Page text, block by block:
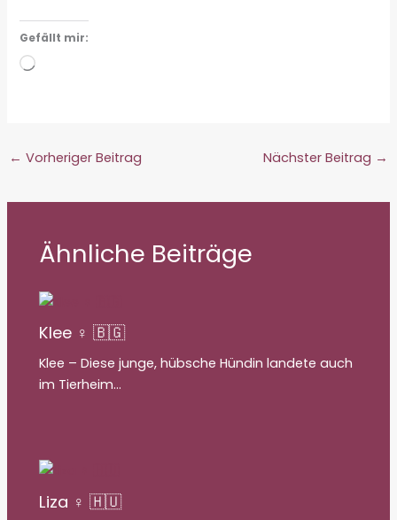
Gefällt mir:
Wird
← Vorheriger Beitrag Nächster Beitrag →
Ähnliche Beiträge
Klee ♀ 🇧🇬
Klee – Diese junge, hübsche Hündin landete auch
im Tierheim…
Liza ♀ 🇭🇺